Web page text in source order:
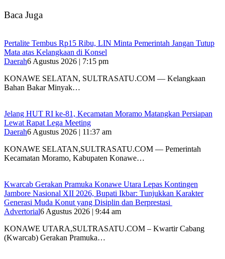
Baca Juga
‎Pertalite Tembus Rp15 Ribu, LIN Minta Pemerintah Jangan Tutup
Mata atas Kelangkaan di Konsel
Daerah6 Agustus 2026 | 7:15 pm
‎KONAWE SELATAN, SULTRASATU.COM — Kelangkaan
Bahan Bakar Minyak…
‎Jelang HUT RI ke-81, Kecamatan Moramo Matangkan Persiapan
Lewat Rapat Lega Meeting
Daerah6 Agustus 2026 | 11:37 am
KONAWE SELATAN,SULTRASATU.COM — Pemerintah
Kecamatan Moramo, Kabupaten Konawe…
‎Kwarcab Gerakan Pramuka Konawe Utara Lepas Kontingen
Jambore Nasional XII 2026, Bupati Ikbar: Tunjukkan Karakter
Generasi Muda Konut yang Disiplin dan Berprestasi ‎
Advertorial6 Agustus 2026 | 9:44 am
KONAWE UTARA,SULTRASATU.COM – Kwartir Cabang
(Kwarcab) Gerakan Pramuka…